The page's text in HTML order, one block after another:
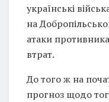
українські
на
атаки
втрат.
До того ж на
прогноз щодо